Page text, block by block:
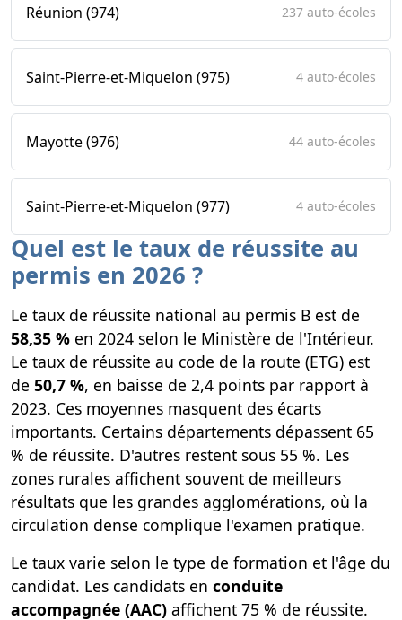
Réunion (974) 237 auto-écoles
Saint-Pierre-et-Miquelon (975) 4 auto-écoles
Mayotte (976) 44 auto-écoles
Saint-Pierre-et-Miquelon (977) 4 auto-écoles
Quel est le taux de réussite au
permis en 2026 ?
Le taux de réussite national au permis B est de
58,35 % en 2024 selon le Ministère de l'Intérieur.
Le taux de réussite au code de la route (ETG) est
de 50,7 %, en baisse de 2,4 points par rapport à
2023. Ces moyennes masquent des écarts
importants. Certains départements dépassent 65
% de réussite. D'autres restent sous 55 %. Les
zones rurales affichent souvent de meilleurs
résultats que les grandes agglomérations, où la
circulation dense complique l'examen pratique.
Le taux varie selon le type de formation et l'âge du
candidat. Les candidats en conduite
accompagnée (AAC) affichent 75 % de réussite.